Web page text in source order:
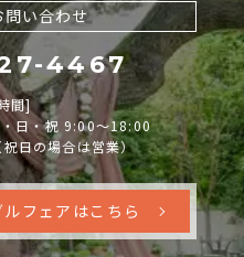
い合わせ
4467
間]
日・祝 9:00～18:00
日の場合は営業）
フェアはこちら